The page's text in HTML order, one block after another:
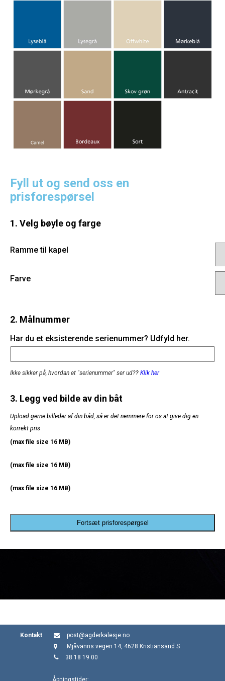
Fyll ut og send oss en
prisforespørsel
1. Velg bøyle og farge
Ramme til kapel
Farve
2. Målnummer
Har du et eksisterende serienummer? Udfyld her.
Ikke sikker på, hvordan et "serienummer" ser ud?? Klik her
3. Legg ved bilde av din båt
Upload gerne billeder af din båd, så er det nemmere for os at give dig en
korrekt pris
(max file size 16 MB)
(max file size 16 MB)
(max file size 16 MB)
Fortsæt prisforespørgsel
Kontakt
post@agderkalesje.no
Mjåvanns vegen 14, 4628 Kristiansand S
38 18 19 00
Åpningstider: